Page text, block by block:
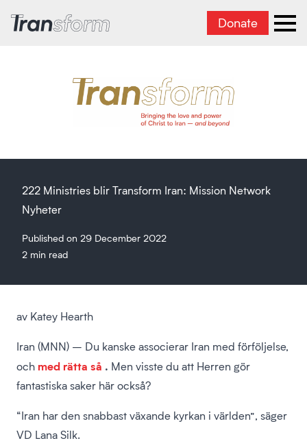
Transform Iran Donate
222 Ministries blir Transform Iran: Mission Network
Nyheter
Published on 29 December 2022
2 min read
av Katey Hearth
Iran (MNN) – Du kanske associerar Iran med förföljelse,
och med rätta så . Men visste du att Herren gör
fantastiska saker här också?
“Iran har den snabbast växande kyrkan i världen”, säger
VD Lana Silk.